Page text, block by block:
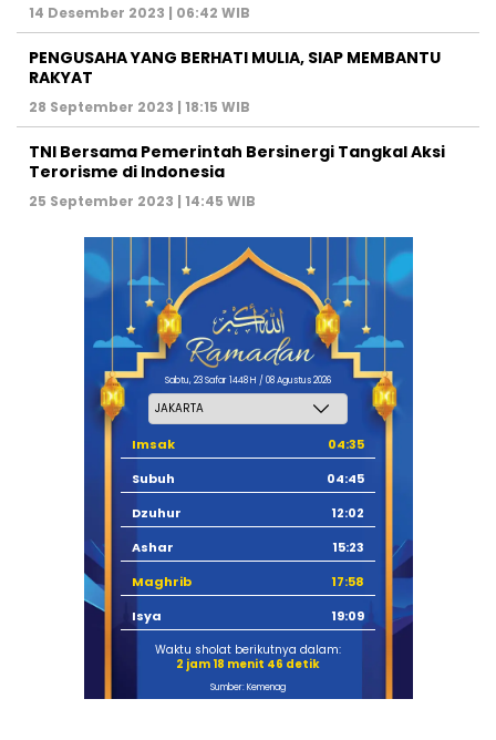
14 Desember 2023 | 06:42 WIB
PENGUSAHA YANG BERHATI MULIA, SIAP MEMBANTU
RAKYAT
28 September 2023 | 18:15 WIB
TNI Bersama Pemerintah Bersinergi Tangkal Aksi
Terorisme di Indonesia
25 September 2023 | 14:45 WIB
Sabtu, 23 Safar 1448 H / 08 Agustus 2026
Imsak
04:35
Subuh
04:45
Dzuhur
12:02
Ashar
15:23
Maghrib
17:58
Isya
19:09
Waktu sholat berikutnya dalam:
2 jam 18 menit 45 detik
Sumber: Kemenag